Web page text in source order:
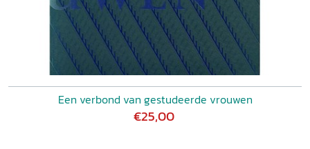
Een verbond van gestudeerde vrouwen
€25,00